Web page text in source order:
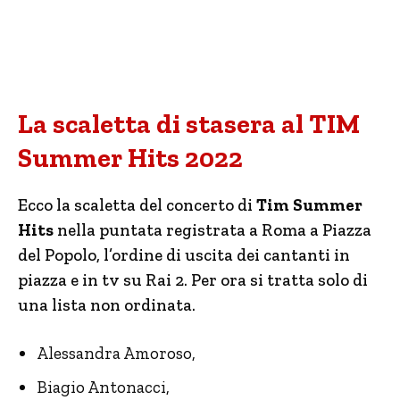
La scaletta di stasera al TIM
Summer Hits 2022
Ecco la scaletta del concerto di Tim Summer
Hits nella puntata registrata a Roma a Piazza
del Popolo, l’ordine di uscita dei cantanti in
piazza e in tv su Rai 2. Per ora si tratta solo di
una lista non ordinata.
Alessandra Amoroso,
Biagio Antonacci,